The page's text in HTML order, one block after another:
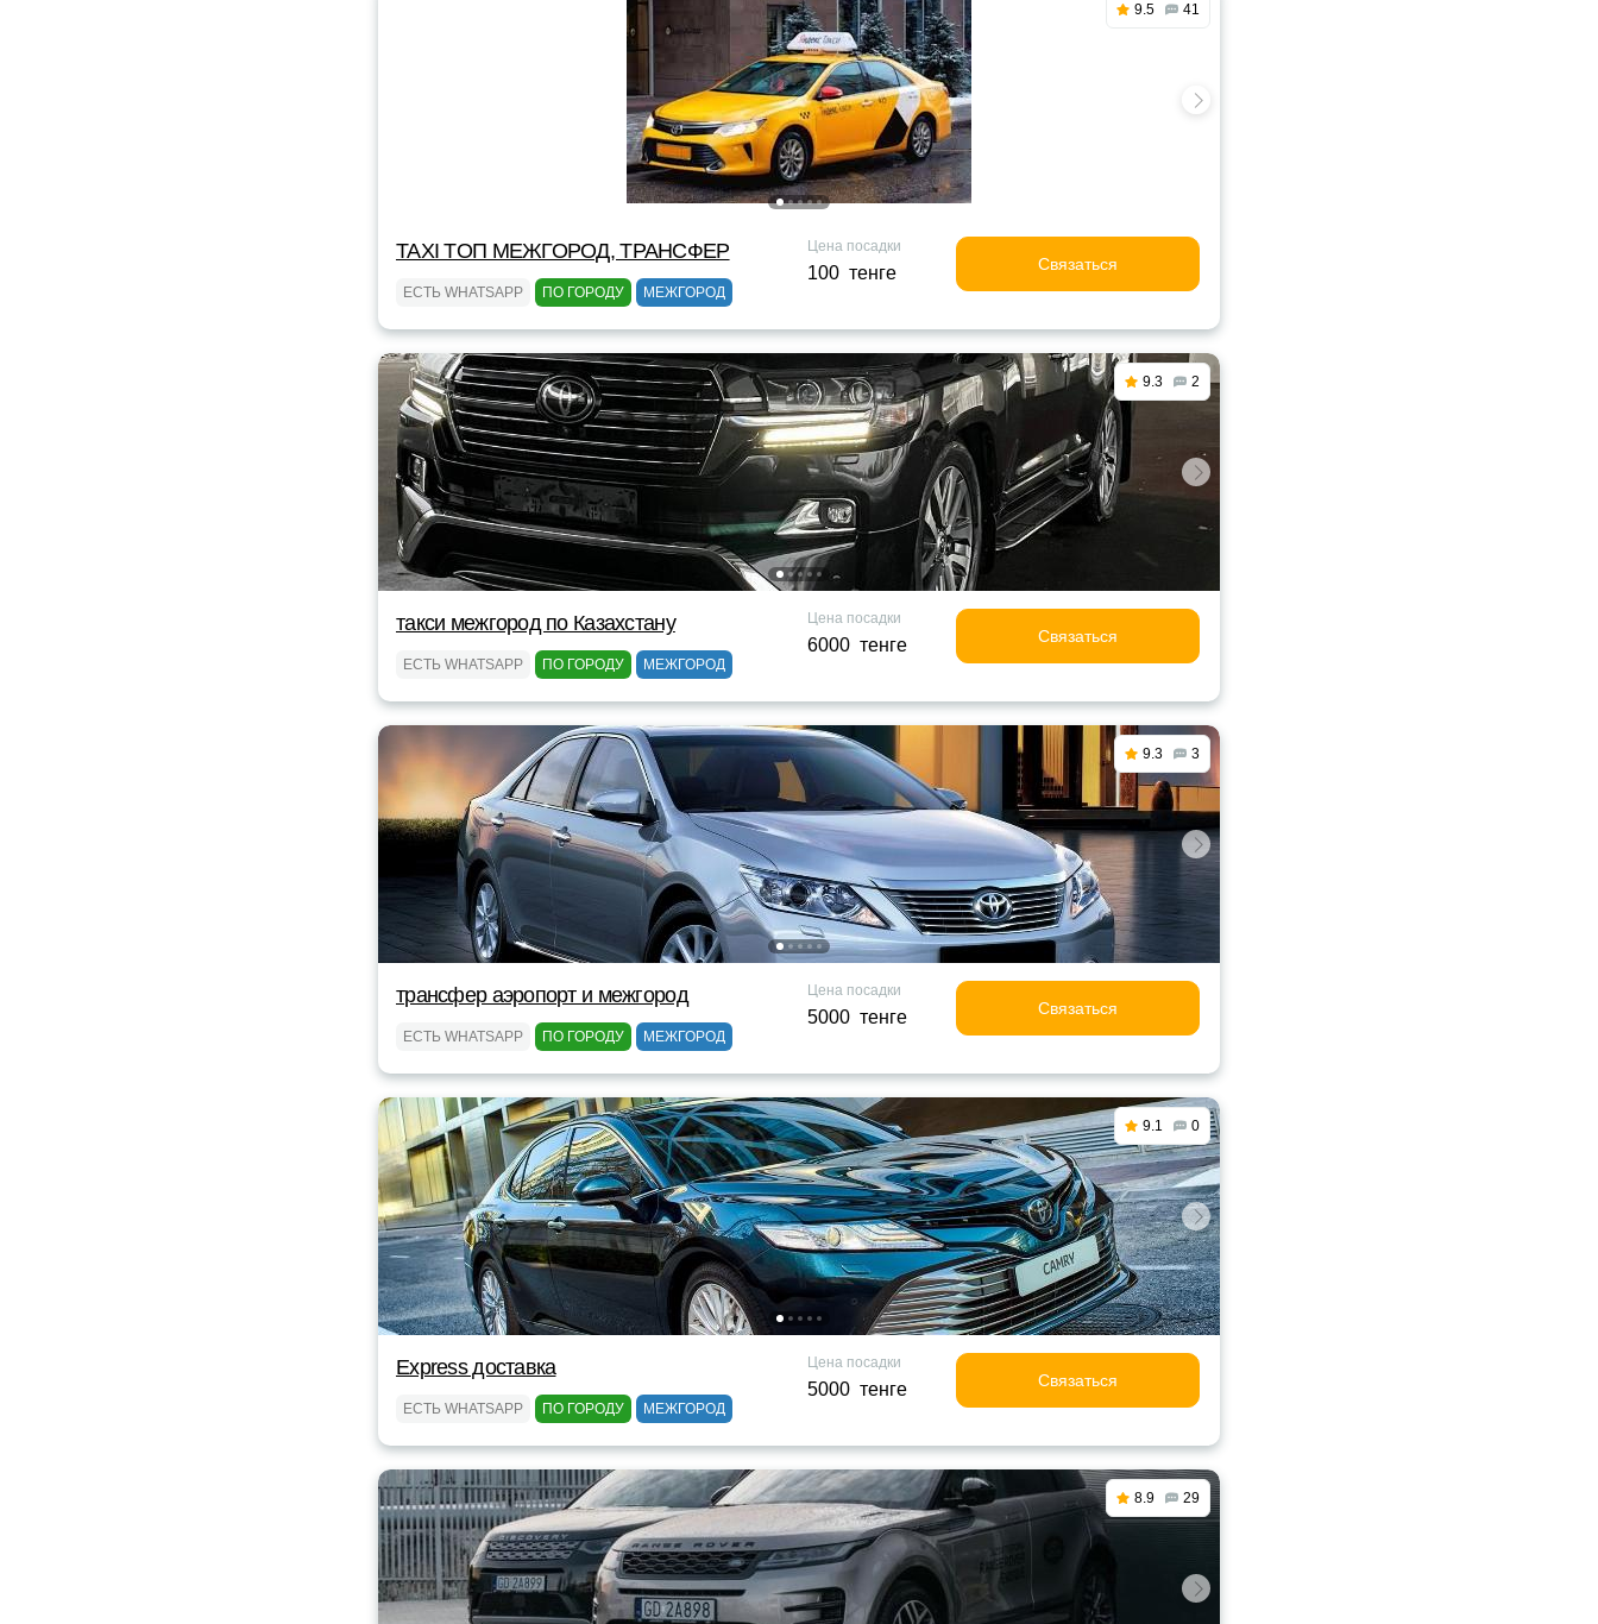
9.5 41
TAXI TOП МЕЖГОРОД, ТРАНСФЕР
ЕСТЬ WHATSAPP ПО ГОРОДУ МЕЖГОРОД
Цена посадки
100 тенге Связаться
9.3 2
такси межгород по Казахстану
ЕСТЬ WHATSAPP ПО ГОРОДУ МЕЖГОРОД
Цена посадки
6000 тенге Связаться
9.3 3
трансфер аэропорт и межгород
ЕСТЬ WHATSAPP ПО ГОРОДУ МЕЖГОРОД
Цена посадки
5000 тенге Связаться
9.1 0
Express доставка
ЕСТЬ WHATSAPP ПО ГОРОДУ МЕЖГОРОД
Цена посадки
5000 тенге Связаться
8.9 29